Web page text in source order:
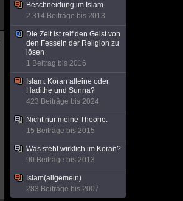
Beschneidung im Islam
2.314 Beiträge bis 2013
Die Zeit ist reif den Geist von
den Fesseln der Religion zu
lösen
1 Beitrag bis 2016
Islam: Koran alleine oder
Hadithe und Sunna?
423 Beiträge bis 2024
Nicht nur meine Theorie.
15 Beiträge bis 2015
Was steht wirklich im Koran?
90 Beiträge bis 2013
Islam(allgemein)
283 Beiträge bis 2007